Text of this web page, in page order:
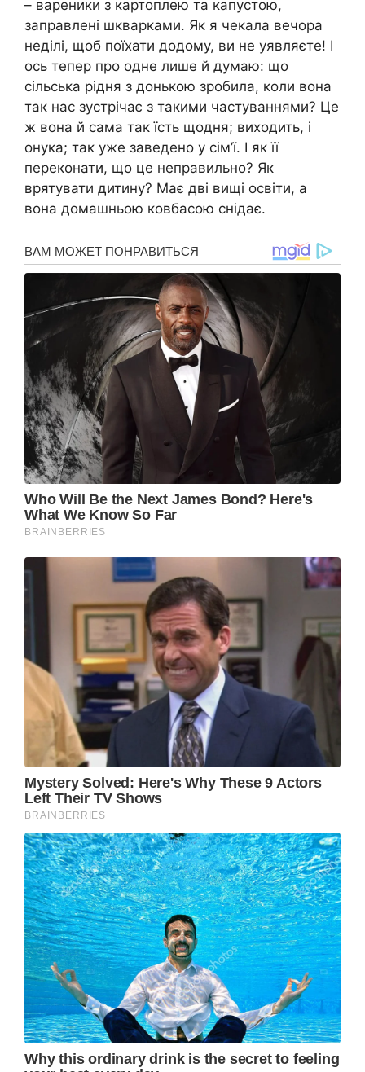
– вареники з картоплею та капустою,
заправлені шкварками. Як я чекала вечора
неділі, щоб поїхати додому, ви не уявляєте! І
ось тепер про одне лише й думаю: що
сільська рідня з донькою зробила, коли вона
так нас зустрічає з такими частуваннями? Це
ж вона й сама так їсть щодня; виходить, і
онука; так уже заведено у сім’ї. І як її
переконати, що це неправильно? Як
врятувати дитину? Має дві вищі освіти, а
вона домашньою ковбасою снідає.